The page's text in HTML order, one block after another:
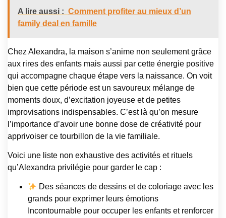
A lire aussi : Comment profiter au mieux d’un
family deal en famille
Chez Alexandra, la maison s’anime non seulement grâce
aux rires des enfants mais aussi par cette énergie positive
qui accompagne chaque étape vers la naissance. On voit
bien que cette période est un savoureux mélange de
moments doux, d’excitation joyeuse et de petites
improvisations indispensables. C’est là qu’on mesure
l’importance d’avoir une bonne dose de créativité pour
apprivoiser ce tourbillon de la vie familiale.
Voici une liste non exhaustive des activités et rituels
qu’Alexandra privilégie pour garder le cap :
Des séances de dessins et de coloriage avec les
grands pour exprimer leurs émotions
Incontournable pour occuper les enfants et renforcer